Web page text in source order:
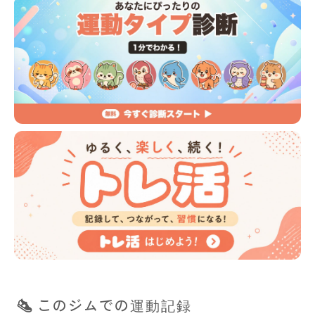
このジムでの運動記録